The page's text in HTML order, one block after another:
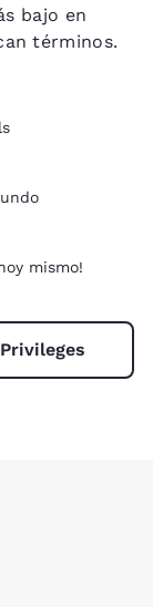
bajo en
términos.
mismo!